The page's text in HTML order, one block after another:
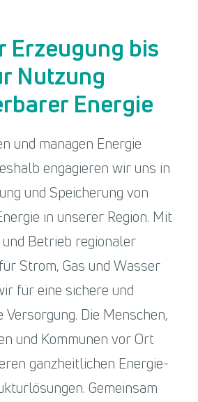
Erzeugung bis
Nutzung
Energie
und managen Energie
engagieren wir uns in
und Speicherung von
in unserer Region. Mit
und Betrieb regionaler
Strom, Gas und Wasser
für eine sichere und
Die Menschen,
und Kommunen vor Ort
ganzheitlichen Energie-
Gemeinsam